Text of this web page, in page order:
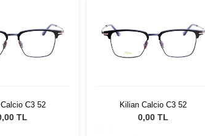
C3 52
TL
Kilian Calcio C3 52
0,00 TL